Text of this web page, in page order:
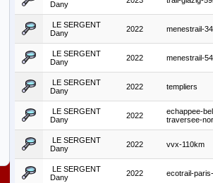
Dany
LE SERGENT
Dany
2022 menestrail-
LE SERGENT
Dany
2022 menestrail-
LE SERGENT
Dany
2022 templiers
LE SERGENT
Dany
2022
echappee-
traversee-
LE SERGENT
Dany
2022 vvx-110km
LE SERGENT
Dany
2022 ecotrail-